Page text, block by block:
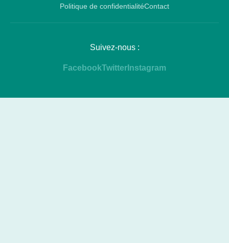
Politique de confidentialitéContact
Suivez-nous :
FacebookTwitter Instagram